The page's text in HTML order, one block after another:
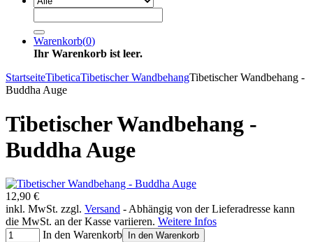
Warenkorb(0)
Ihr Warenkorb ist leer.
StartseiteTibeticaTibetischer WandbehangTibetischer Wandbehang -
Buddha Auge
Tibetischer Wandbehang -
Buddha Auge
12,90 €
inkl. MwSt. zzgl. Versand - Abhängig von der Lieferadresse kann
die MwSt. an der Kasse variieren. Weitere Infos
In den Warenkorb
In den Warenkorb